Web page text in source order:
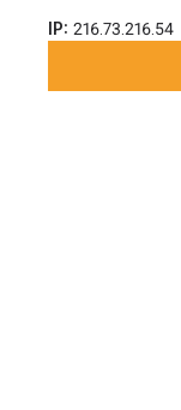
IP: 216.73.216.54